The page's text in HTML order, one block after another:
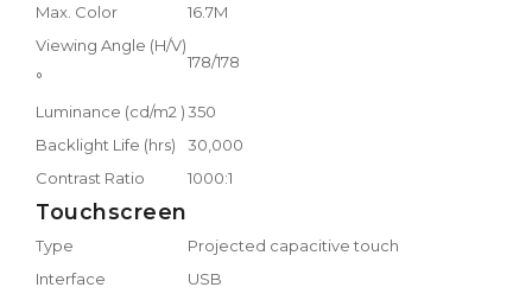
Max. Color
16.7M
Viewing Angle (H/V)
°
178/178
Luminance (cd/m2 )350
Backlight Life (hrs)
30,000
Contrast Ratio
1000:1
Touchscreen
Type
Projected capacitive touch
Interface
USB